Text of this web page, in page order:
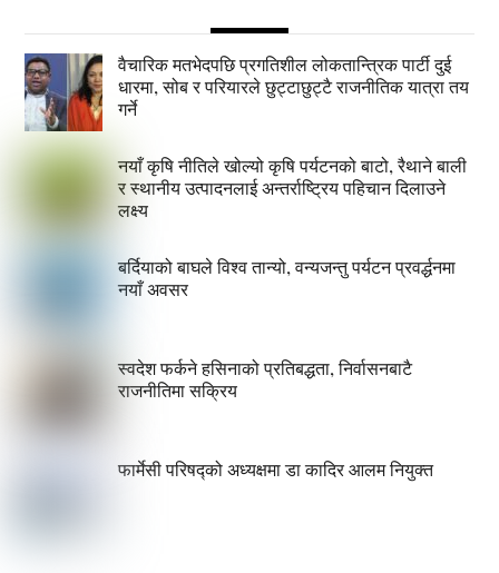
वैचारिक मतभेदपछि प्रगतिशील लोकतान्त्रिक पार्टी दुई
धारमा, सोब र परियारले छुट्टाछुट्टै राजनीतिक यात्रा तय
गर्ने
नयाँ कृषि नीतिले खोल्यो कृषि पर्यटनको बाटो, रैथाने बाली
र स्थानीय उत्पादनलाई अन्तर्राष्ट्रिय पहिचान दिलाउने
लक्ष्य
बर्दियाको बाघले विश्व तान्यो, वन्यजन्तु पर्यटन प्रवर्द्धनमा
नयाँ अवसर
स्वदेश फर्कने हसिनाको प्रतिबद्धता, निर्वासनबाटै
राजनीतिमा सक्रिय
फार्मेसी परिषद्को अध्यक्षमा डा कादिर आलम नियुक्त